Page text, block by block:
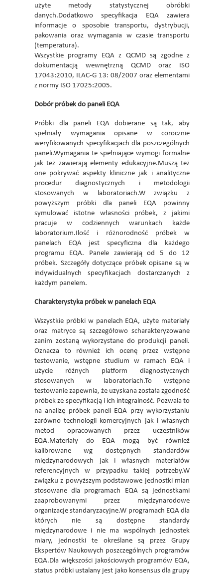
użyte metody statystycznej obróbki
danych.Dodatkowo specyfikacja EQA zawiera
informacje o sposobie transportu, dystrybucji,
pakowania oraz wymagania w czasie transportu
(temperatura).
Wszystkie programy EQA z QCMD są zgodne z
dokumentacją wewnętrzną QCMD oraz ISO
17043:2010, ILAC-G 13: 08/2007 oraz elementami
z normy ISO 17025:2005.
Dobór próbek do paneli EQA
Próbki dla paneli EQA dobierane są tak, aby
spełniały wymagania opisane w corocznie
weryfikowanych specyfikacjach dla poszczególnych
paneli.Wymagania te spełniające wymogi formalne
jak też zawierają elementy edukacyjne.Muszą też
one pokrywać aspekty kliniczne jak i analityczne
procedur diagnostycznych i metodologii
stosowanych w laboratoriach.W związku z
powyższym próbki dla paneli EQA powinny
symulować istotne własności próbek, z jakimi
pracuje w codziennych warunkach każde
laboratorium.Ilość i różnorodność próbek w
panelach EQA jest specyficzna dla każdego
programu EQA. Panele zawierają od 5 do 12
próbek. Szczegóły dotyczące próbek opisane są w
indywidualnych specyfikacjach dostarczanych z
każdym panelem.
Charakterystyka próbek w panelach EQA
Wszystkie próbki w panelach EQA, użyte materiały
oraz matryce są szczegółowo scharakteryzowane
zanim zostaną wykorzystane do produkcji paneli.
Oznacza to również ich ocenę przez wstępne
testowanie, wstępne studium w ramach EQA i
użycie różnych platform diagnostycznych
stosowanych w laboratoriach.To wstępne
testowanie zapewnia, że uzyskana została zgodność
próbek ze specyfikacją i ich integralność. Pozwala to
na analizę próbek paneli EQA przy wykorzystaniu
zarówno technologii komercyjnych jak i własnych
metod opracowanych przez uczestników
EQA.Materiały do EQA mogą być również
kalibrowane wg dostępnych standardów
międzynarodowych jak i własnych materiałów
referencyjnych w przypadku takiej potrzeby.W
związku z powyższym podstawowe jednostki mian
stosowane dla programach EQA są jednostkami
zaaprobowanymi przez międzynarodowe
organizacje standaryzacyjne.W programach EQA dla
których nie są dostępne standardy
międzynarodowe i nie ma wspólnych jednostek
miary, jednostki te określane są przez Grupy
Ekspertów Naukowych poszczególnych programów
EQA.Dla większości jakościowych programów EQA,
status próbki ustalany jest jako konsensus dla grupy